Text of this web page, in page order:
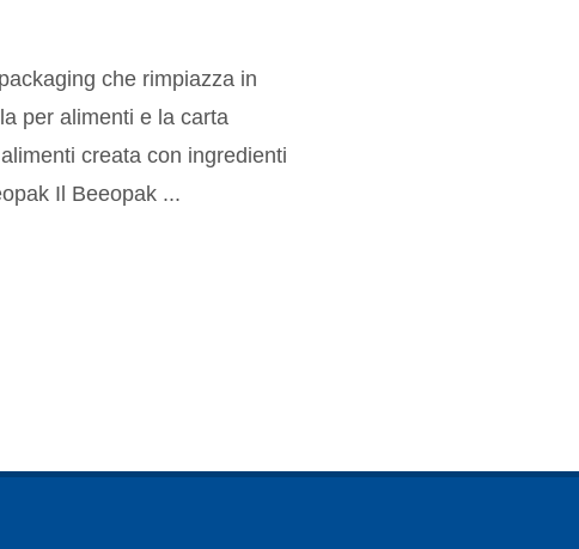
che rimpiazza in
per alimenti e la carta
creata con ingredienti
Il Beeopak ...